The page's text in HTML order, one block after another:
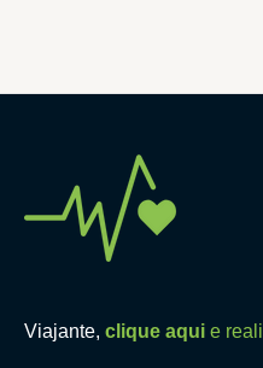
Viajante, clique aqui e